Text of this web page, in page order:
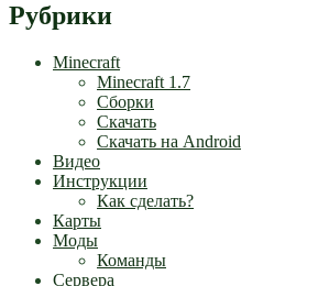
Рубрики
Minecraft
Minecraft 1.7
Сборки
Скачать
Скачать на Android
Видео
Инструкции
Как сделать?
Карты
Моды
Команды
Сервера